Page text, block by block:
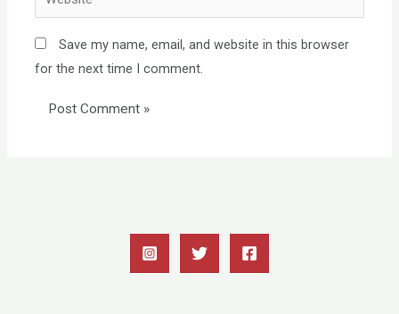
Save my name, email, and website in this browser
for the next time I comment.